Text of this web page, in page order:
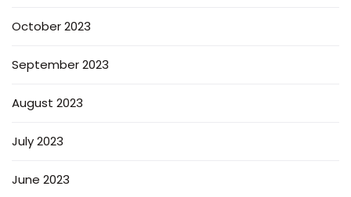
October 2023
September 2023
August 2023
July 2023
June 2023